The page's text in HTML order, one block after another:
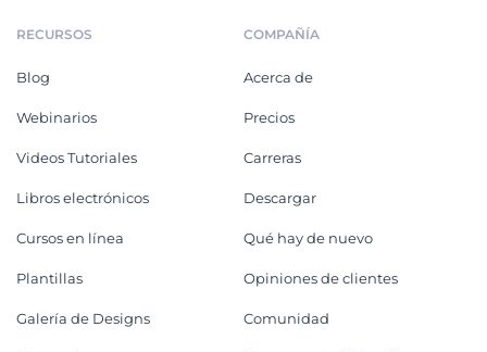
RECURSOS
Blog
Webinarios
Videos Tutoriales
Libros electrónicos
Cursos en línea
Plantillas
Galería de Designs
COMPAÑÍA
Acerca de
Precios
Carreras
Descargar
Qué hay de nuevo
Opiniones de clientes
Comunidad